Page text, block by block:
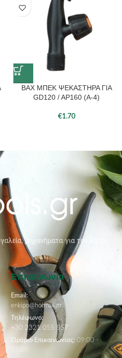
BAX ΜΠΕΚ ΨΕΚΑΣΤΗΡΑ ΓΙΑ
GD120 / AP160 (A-4)
€1.70
μηχανήματα για τον κήπο
Επικοινωνία
Email:
enkipo@hotmail.gr
Τηλέφωνο:
+30 2321 055 557
Ωράριο Επικοινωνίας: 09:00 -
15:00